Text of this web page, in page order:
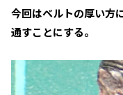
今回はベルトの厚い方
通すことにする。